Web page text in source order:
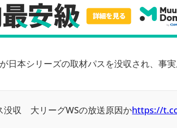
日本シリーズの取材パスを没収され、事
没収 大リーグWSの放送原因かhttps://